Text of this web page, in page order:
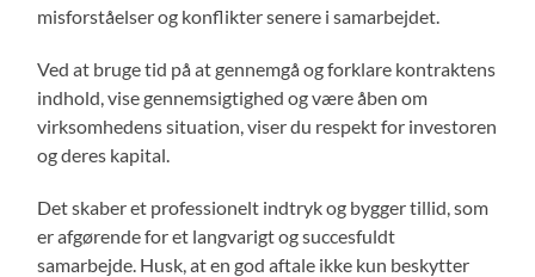
misforståelser og konflikter senere i samarbejdet.
Ved at bruge tid på at gennemgå og forklare kontraktens
indhold, vise gennemsigtighed og være åben om
virksomhedens situation, viser du respekt for investoren
og deres kapital.
Det skaber et professionelt indtryk og bygger tillid, som
er afgørende for et langvarigt og succesfuldt
samarbejde. Husk, at en god aftale ikke kun beskytter